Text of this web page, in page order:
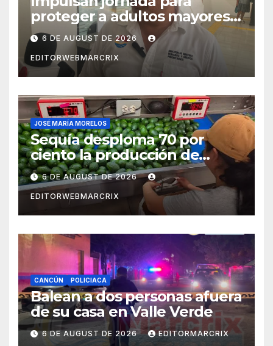
proteger a adultos mayores
de fraudes en Cancún
6 DE AUGUST DE 2026
EDITORWEBMARCRIX
JOSÉ MARÍA MORELOS
Sequía desploma 70 por
ciento la producción de
aguacate en Candelaria
6 DE AUGUST DE 2026
EDITORWEBMARCRIX
CANCÚN POLICIACA
Balean a dos personas afuera
de su casa en Valle Verde
6 DE AUGUST DE 2026 EDITORMARCRIX